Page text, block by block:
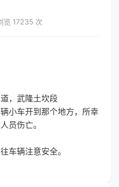
览 17235 次
，武隆土坎段
小车开到那个地方，所幸
员伤亡。
车辆注意安全。